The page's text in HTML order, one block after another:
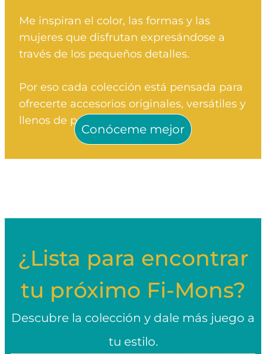
Me inspiran el color, las formas y las
mujeres que disfrutan expresándose a
través de los pequeños detalles.
Por eso cada colección está pensada para
ofrecerte accesorios originales, versátiles y
llenos de personalidad.
Conóceme mejor
¿Lista para encontrar
tu próximo Fi-Mons?
Descubre la colección y dale más juego a
tu estilo.